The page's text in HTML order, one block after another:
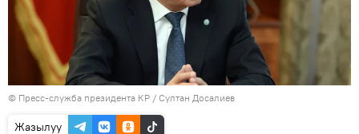
© Пресс-служба президента КР / Султан Досалиев
Жазылуу